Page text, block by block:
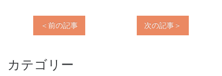
＜前の記事 次の記事＞
カテゴリー